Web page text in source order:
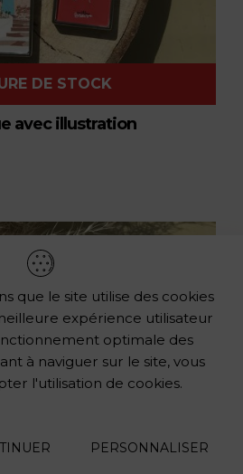
DE STOCK
avec illustration
que le site utilise des cookies
expérience utilisateur
optimale des
à naviguer sur le site, vous
l'utilisation de cookies.
PERSONNALISER